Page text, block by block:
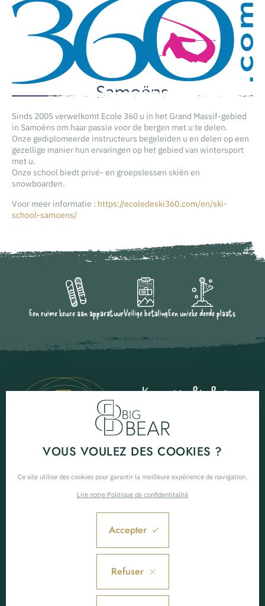
Sinds 2005 verwelkomt Ecole 360 u in het Grand Massif-gebied
in Samoëns om haar passie voor de bergen met u te delen.
Onze gediplomeerde instructeurs begeleiden u en delen op een
gezellige manier hun ervaringen op het gebied van wintersport
met u.
Onze school biedt privé- en groepslessen skiën en
snowboarden.
Voor meer informatie : https://ecoledeski360.com/en/ski-
school-samoens/
Een ruime keuze aan apparatuurVeilige betalingEen unieke derde plaats
Kom naar Big Bear
74340 Samoëns
00 33 6 68 49 22 33
Wat is Big Bear?
VERHUUR VAN UITRUSTING
Volg ons
VOUS VOULEZ DES COOKIES ?
Ce site utilise des cookies pour garantir la meilleure expérience de navigation.
Lire notre Politique de confidentitalité
Accepter
Refuser